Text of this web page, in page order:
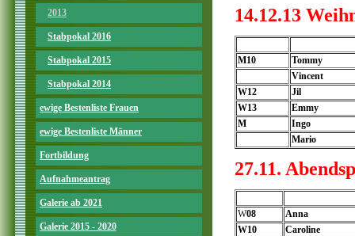
2013
Stabpokal 2016
Stabpokal 2015
Stabpokal 2014
ewige Bestenliste Frauen
ewige Bestenliste Männer
Fortbildung
Aufnahmeantrag
Galerie ab 2021
Galerie 2015 - 2020
14.12.13
M10
Tommy
Vincent
W12
Jil
W13
Emmy
M
Ingo
Mario
27.11.
W08
Anna
W10
Caroline